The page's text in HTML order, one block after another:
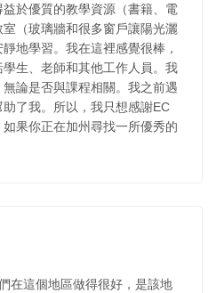
於優質的教學資源（書籍、電
（玻璃牆和很多窗戶讓陽光灑
地學習。我在這裡感覺很棒，
生、老師和其他工作人員。我
論是否與課程相關。我之前遇
了我。所以，我只想感謝EC
果你正在加州尋找一所優秀的
在這個地區做得很好，是該地